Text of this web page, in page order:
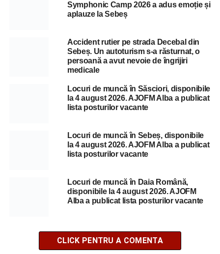
Symphonic Camp 2026 a adus emoție și
aplauze la Sebeș
Accident rutier pe strada Decebal din
Sebeș. Un autoturism s-a răsturnat, o
persoană a avut nevoie de îngrijiri
medicale
Locuri de muncă în Săsciori, disponibile
la 4 august 2026. AJOFM Alba a publicat
lista posturilor vacante
Locuri de muncă în Sebeș, disponibile
la 4 august 2026. AJOFM Alba a publicat
lista posturilor vacante
Locuri de muncă în Daia Română,
disponibile la 4 august 2026. AJOFM
Alba a publicat lista posturilor vacante
CLICK PENTRU A COMENTA